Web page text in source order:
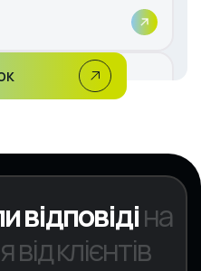
та
відповідіна
клієнтів